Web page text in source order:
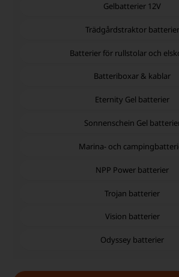
Gelbatterier 12V
Trädgårdstraktor batterier
Batterier för rullstolar och
Batteriboxar & kablar
Eternity Gel batterier
Sonnenschein Gel
Marina- och
NPP Power batterier
Trojan batterier
Vision batterier
Odyssey batterier